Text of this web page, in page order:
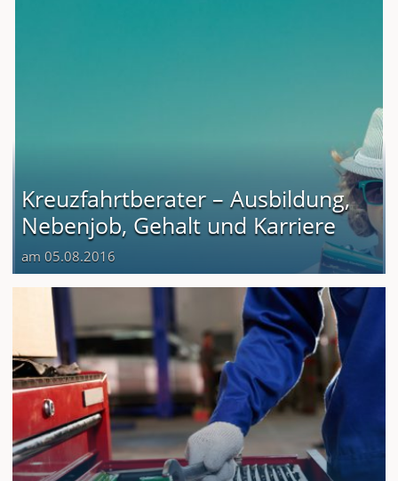
Kreuzfahrtberater – Ausbildung,
Nebenjob, Gehalt und Karriere
am 05.08.2016